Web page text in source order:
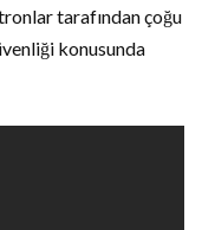
tarafından çoğu
konusunda